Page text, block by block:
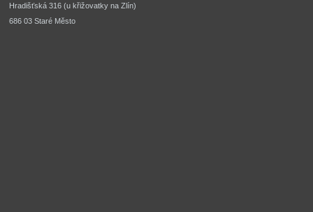
Hradišťská 316 (u křižovatky na Zlín)
686 03 Staré Město